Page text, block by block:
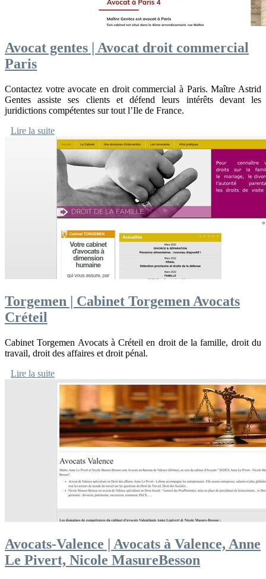
Avocat gentes | Avocat droit commercial
Paris
Contactez votre avocate en droit commercial à Paris. Maître Astrid
Gentes assiste ses clients et défend leurs intérêts devant les
juridictions compétentes sur tout l’Ile de France.
Lire la suite
Torgemen | Cabinet Torgemen Avocats
Créteil
Cabinet Torgemen Avocats à Créteil en droit de la famille, droit du
travail, droit des affaires et droit pénal.
Lire la suite
Avocats-Valence | Avocats à Valence, Anne
Le Pivert, Nicole MasureBesson